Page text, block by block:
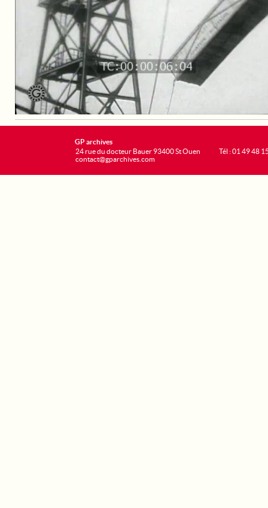
GP archives
24 rue du docteur Bauer 93400 St Ouen
contact@gparchives.com
Tél : 01 49 48